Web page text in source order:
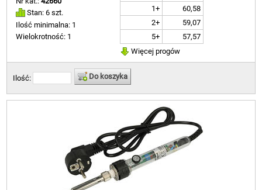
Stan: 6 szt.
Ilość minimalna: 1
Wielokrotność: 1
1+
60,58
2+
59,07
5+
57,57
Więcej progów
Ilość: Do koszyka